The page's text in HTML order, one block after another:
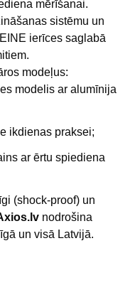
mērīšanai.
sistēmu un
ierīces saglabā
modeļus:
modelis ar alumīnija
ikdienas praksei;
ar ērtu spiediena
(shock-proof) un
nodrošina
un visā Latvijā.